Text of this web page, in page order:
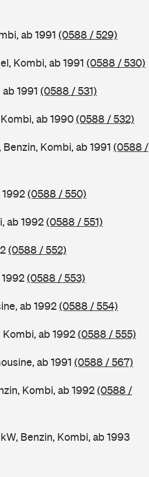
ab 1991 (0588 / 529)
Kombi, ab 1991 (0588 / 530)
1991 (0588 / 531)
ab 1990(0588 / 532)
Kombi, ab 1991 (0588 /
1992(0588 / 550)
ab 1992(0588 / 551)
(0588 / 552)
(0588 / 553)
ab 1992(0588 / 554)
Kombi, ab 1992(0588 / 555)
ab 1991 (0588 / 567)
Kombi, ab 1992(0588 /
Benzin, Kombi, ab 1993